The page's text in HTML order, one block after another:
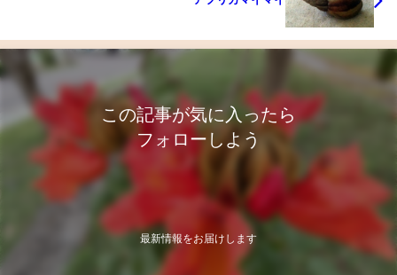
この記事が気に入ったら
フォローしよう
最新情報をお届けします